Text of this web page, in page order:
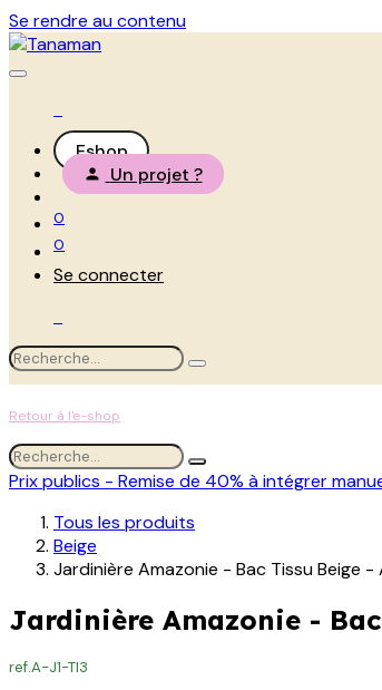
Se rendre au contenu
Eshop
Un projet ?
0
0
Se connecter
Retour à l'e-shop
Prix publics - Remise de 40% à intégrer
Tous les produits
Beige
Jardinière Amazonie - Bac Tissu Beige
Jardinière Amazonie -
ref.A-J1-TI3